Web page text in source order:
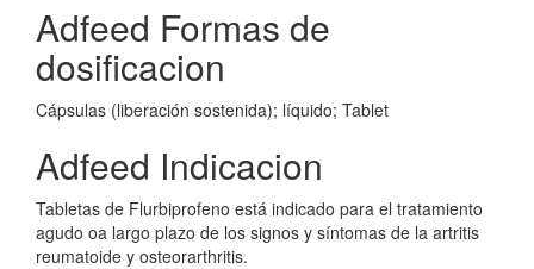
Adfeed Formas de
dosificacion
Cápsulas (liberación sostenida); líquido; Tablet
Adfeed Indicacion
Tabletas de Flurbiprofeno está indicado para el tratamiento
agudo oa largo plazo de los signos y síntomas de la artritis
reumatoide y osteorarthritis.